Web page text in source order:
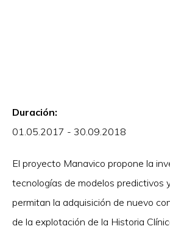
Duración:
01.05.2017 - 30.09.2018
El proyecto Manavico propone la
tecnologías de modelos predictivos
permitan la adquisición de nuevo
de la explotación de la Historia